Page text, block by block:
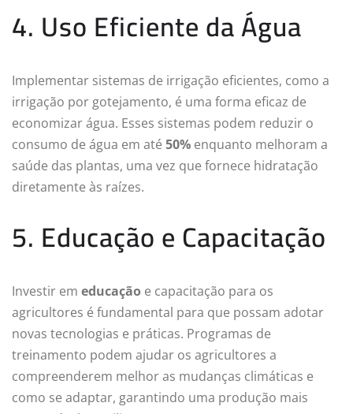
4. Uso Eficiente da Água
Implementar sistemas de irrigação eficientes, como a
irrigação por gotejamento, é uma forma eficaz de
economizar água. Esses sistemas podem reduzir o
consumo de água em até 50% enquanto melhoram a
saúde das plantas, uma vez que fornece hidratação
diretamente às raízes.
5. Educação e Capacitação
Investir em educação e capacitação para os
agricultores é fundamental para que possam adotar
novas tecnologias e práticas. Programas de
treinamento podem ajudar os agricultores a
compreenderem melhor as mudanças climáticas e
como se adaptar, garantindo uma produção mais